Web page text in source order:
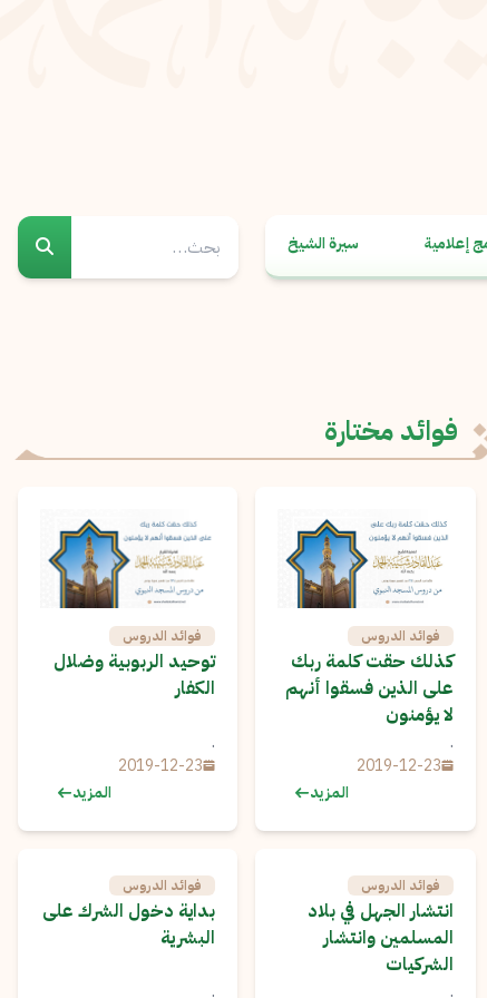
إعلامية سيرة الشيخ
فوائد مختارة
فوائد الدروس
كذلك حقت كلمة ربك
على الذين فسقوا أنهم
لا يؤمنون
.
2019-12-23
المزيد
فوائد الدروس
توحيد الربوبية وضلال
الكفار
.
2019-12-23
المزيد
فوائد الدروس
انتشار الجهل في بلاد
المسلمين وانتشار
الشركيات
.
فوائد الدروس
بداية دخول الشرك على
البشرية
.